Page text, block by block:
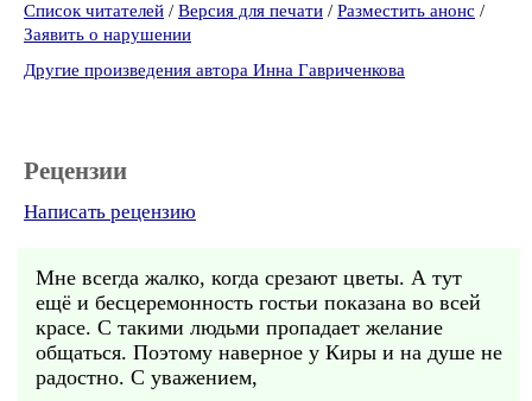
Список читателей / Версия для печати / Разместить анонс /
Заявить о нарушении
Другие произведения автора Инна Гавриченкова
Рецензии
Написать рецензию
Мне всегда жалко, когда срезают цветы. А тут
ещё и бесцеремонность гостьи показана во всей
красе. С такими людьми пропадает желание
общаться. Поэтому наверное у Киры и на душе не
радостно. С уважением,